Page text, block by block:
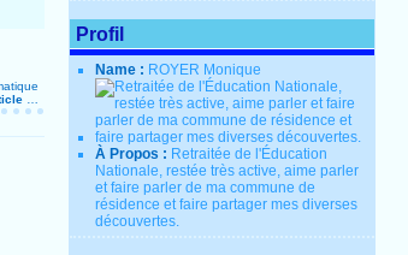
Profil
Name : ROYER Monique
À Propos : Retraitée de l'Éducation
Nationale, restée très active, aime parler
et faire parler de ma commune de
résidence et faire partager mes diverses
découvertes.